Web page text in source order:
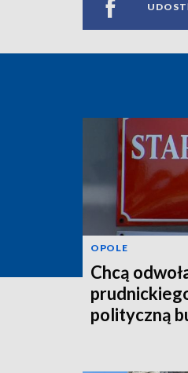
OPOLE
Chcą
polityczną